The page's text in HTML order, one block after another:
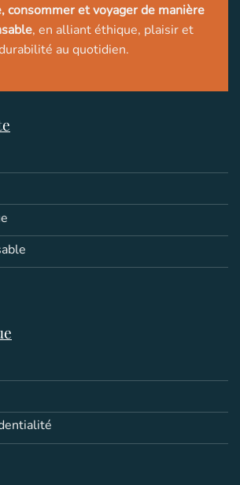
consommer et voyager de manière
, en alliant éthique, plaisir et
au quotidien.